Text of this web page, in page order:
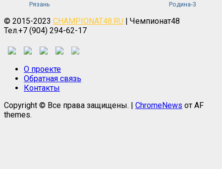
Рязань Родина-3
© 2015-2023 CHAMPIONAT48.RU | Чемпионат48
Тел.+7 (904) 294-62-17
О проекте
Обратная связь
Контакты
Copyright © Все права защищены. | ChromeNews от AF
themes.